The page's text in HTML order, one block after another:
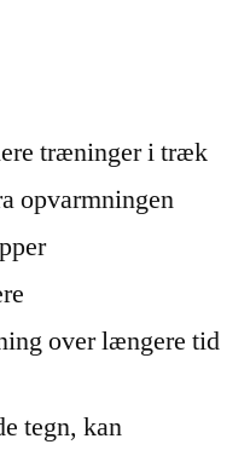
træninger i træk
opvarmningen
over længere tid
tegn, kan